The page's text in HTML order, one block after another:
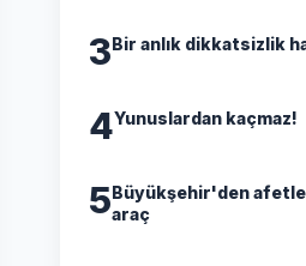
3Bir anlık dikkatsizlik
4Yunuslardan kaçmaz!
5Büyükşehir'den
araç